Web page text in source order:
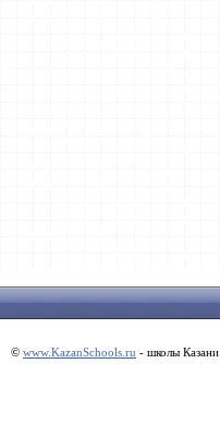
© www.KazanSchools.ru - школы Казани